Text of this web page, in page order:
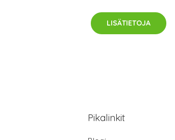
LISÄTIETOJA
Pikalinkit